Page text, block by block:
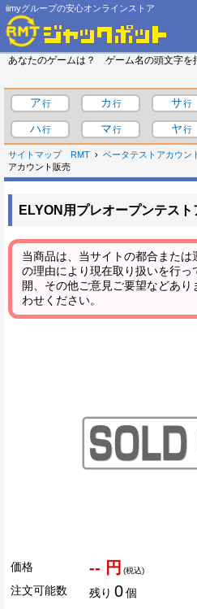
iimyグループの安心オンラインストア
あなたのゲームは？ ゲーム名の頭文字を
ア
カ サ
ハ
マ ヤ
サイトマップ RMT ベータテストアカウン
アカウント販売
ELYON用プレオープンテス
当商品は、当サイトの都合また
の理由により現在取り扱いを行
開、その他ご意見ご要望などあ
わせください。
価格 -- 円 (税込)
注文可能数 残り 0個